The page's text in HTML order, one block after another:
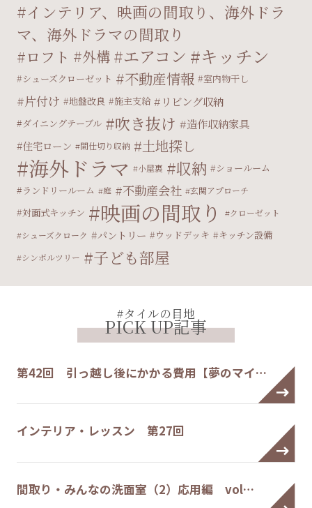
インテリア、映画の間取り、海外ドラ
マ、海外ドラマの間取り
ロフト 外構 エアコン キッチン
シューズクローゼット 不動産情報 室内物干し
片付け 地盤改良 施主支給 リビング収納
ダイニングテーブル 吹き抜け 造作収納家具
住宅ローン 間仕切り収納 土地探し
海外ドラマ 小屋裏 収納
ショールーム
ランドリールーム
庭 不動産会社 玄関アプローチ
対面式キッチン 映画の間取り
クローゼット
シューズクローク
パントリー ウッドデッキ キッチン設備
シンボルツリー 子ども部屋
#タイルの目地
PICK UP記事
第42回 引っ越し後にかかる費用【夢のマイ…
インテリア・レッスン 第27回
間取り・みんなの洗面室（2）応用編 vol…